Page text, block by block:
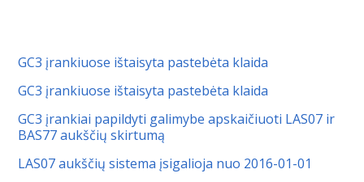
GC3 įrankiuose ištaisyta pastebėta klaida
GC3 įrankiuose ištaisyta pastebėta klaida
GC3 įrankiai papildyti galimybe apskaičiuoti LAS07 ir
BAS77 aukščių skirtumą
LAS07 aukščių sistema įsigalioja nuo 2016-01-01